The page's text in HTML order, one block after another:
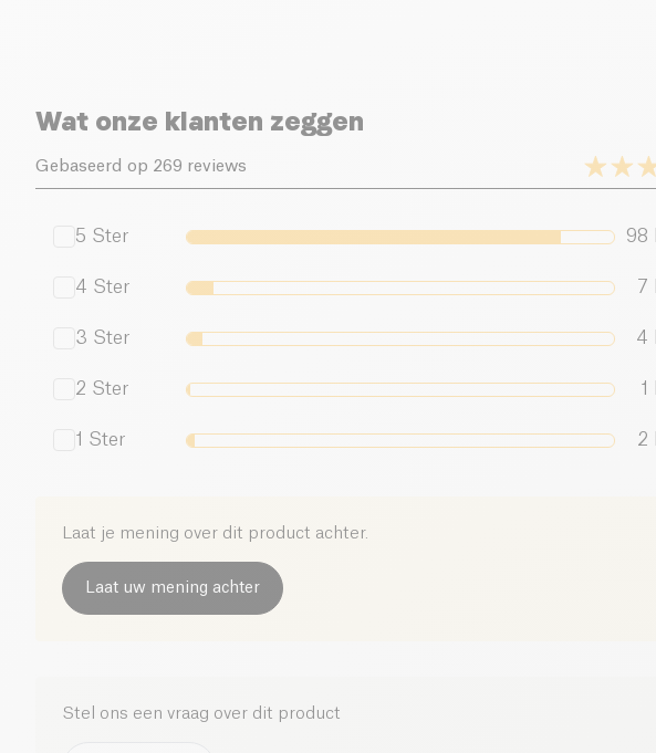
Wat onze klanten zeggen
Gebaseerd op 269 reviews
5 Ster 98
4 Ster 7
3 Ster 4
2 Ster 1
1 Ster 2
Laat je mening over dit product achter.
Laat uw mening achter
Stel ons een vraag over dit product